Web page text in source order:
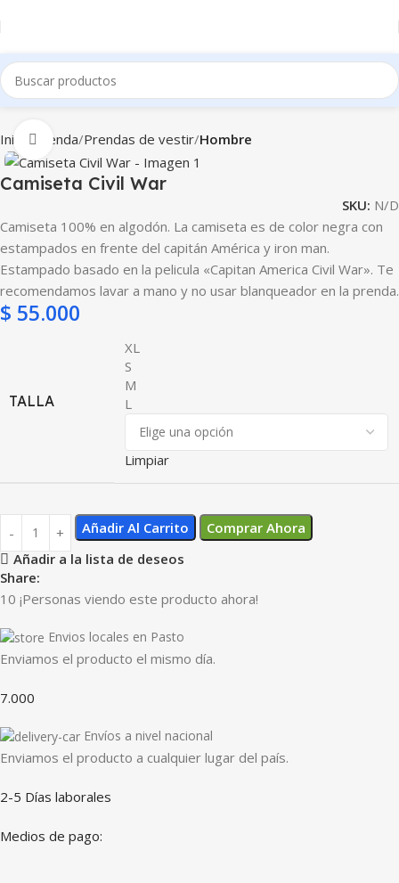
Inicio Tienda Prendas de vestir Hombre
Clic para ampliar
Camiseta Civil War
SKU: N/D
Camiseta 100% en algodón. La camiseta es de color negra con
estampados en frente del capitán América y iron man.
Estampado basado en la pelicula «Capitan America Civil War». Te
recomendamos lavar a mano y no usar blanqueador en la prenda.
$ 55.000
TALLA
XL
S
M
L
Limpiar
Añadir Al Carrito
Comprar Ahora
Añadir a la lista de deseos
Share:
10 ¡Personas viendo este producto ahora!
Envios locales en Pasto
Enviamos el producto el mismo día.
7.000
Envíos a nivel nacional
Enviamos el producto a cualquier lugar del país.
2-5 Días laborales
Medios de pago: